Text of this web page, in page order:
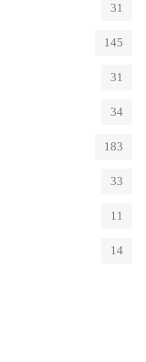
31
145
31
34
183
33
11
14